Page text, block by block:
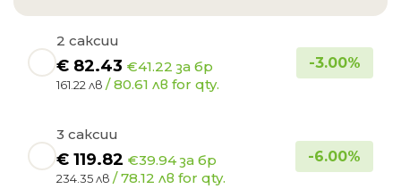
2 саксии
€ 82.43 €41.22 за бр
161.22 лв / 80.61 лв for qty.
-3.00%
3 саксии
€ 119.82 €39.94 за бр
234.35 лв / 78.12 лв for qty.
-6.00%